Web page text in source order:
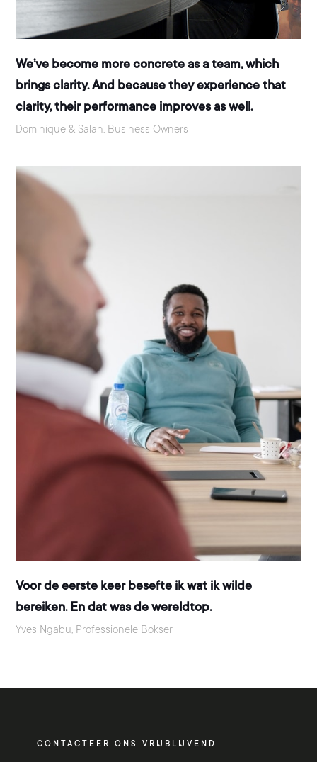
We’ve become more concrete as a team, which
brings clarity. And because they experience that
clarity, their performance improves as well.
Dominique & Salah, Business Owners
Voor de eerste keer besefte ik wat ik wilde
bereiken. En dat was de wereldtop.
Yves Ngabu, Professionele Bokser
CONTACTEER ONS VRIJBLIJVEND